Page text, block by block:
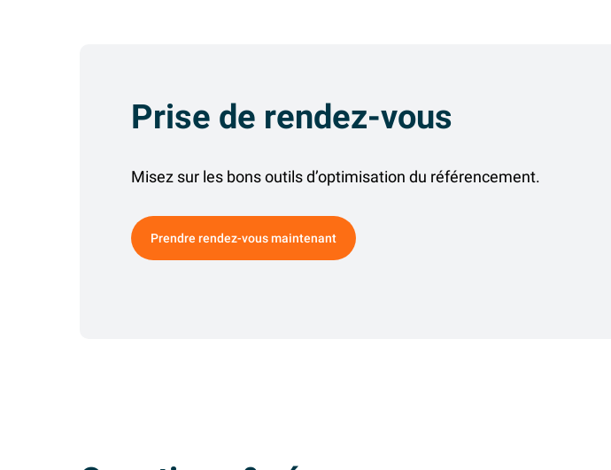
Prise de rendez-vous
Misez sur les bons outils d’optimisation du référencement.
Prendre rendez-vous maintenant